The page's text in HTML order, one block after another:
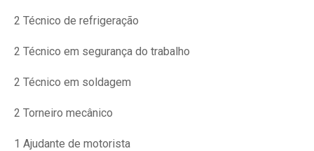
2 Técnico de refrigeração
2 Técnico em segurança do trabalho
2 Técnico em soldagem
2 Torneiro mecânico
1 Ajudante de motorista